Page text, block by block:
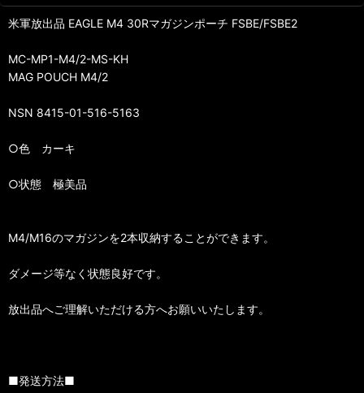
米軍放出品 EAGLE M4 30Rマガジンポーチ FSBE/FSBE2
MC-MP1-M4/2-MS-KH
MAG POUCH M4/2
NSN 8415-01-516-5163
○色 カーキ
○状態 極美品
M4/M16のマガジンを2本収納することができます。
ダメージ等なく状態良好です。
放出品へご理解いただける方へお願いいたします。
■発送方法■